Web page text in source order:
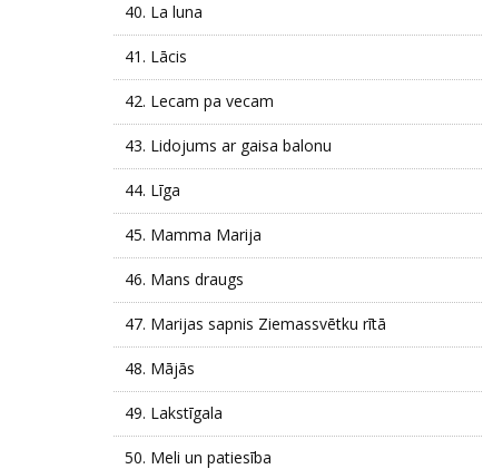
40. La luna
41. Lācis
42. Lecam pa vecam
43. Lidojums ar gaisa balonu
44. Līga
45. Mamma Marija
46. Mans draugs
47. Marijas sapnis Ziemassvētku rītā
48. Mājās
49. Lakstīgala
50. Meli un patiesība